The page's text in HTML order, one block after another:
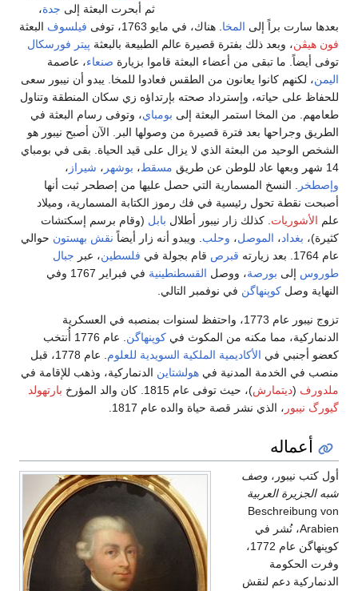
ثم أبحرت البعثة إلى جدة،
بعدها سارت براً إلى المخا‎. هناك، في مايو 1763، توفى فيلسوف البعثة
فون هيڤن، وبعد ذلك بفترة قصيرة عالم الطبيعة بالبعثة پيتر فورسكال
توفى أيضاً. ما تبقى من أعضاء البعثة قاموا بزيارة صنعاء، عاصمة
اليمن، لكنهم كانوا يعانون من الطقس فعادوا للمخا. يبدو أن نيبور سعى
للحفاظ على حياته، وإسترداد صحته بإرتداؤه زي سكان المنطقة وتناول
طعامهم. من المخا استمر البعثة إلى بومباي، وتوفى رسام البعثة في
الطريق وجراحها بعد فترة قصيرة من وصولها البر. الآن أصبح نيبور هو
الشخص الوحيد من البعثة الذي لا يزال على قيد الحياة. بقى في بومباي
14 شهر وبعها عاد للوطن عن طريق
مسقط، بوشهر ، شيراز ،
وإصطخر . النسخ المسمارية التي حصل عليها من إصطحر ثبت أنها
أصبحت نقطة تحول رئيسية في فك رموز الكتابة المسمارية، وميلاد
علم الأشوريات. كذلك زار نيبور أطلال بابل (وقام برسم إسكتشات
كثيرة)، بغداد، الموصل، وحلب. ويبدو أنه زار أيضاً نقش بهستون حوالي
عام 1764. بعد زيارته
قبرص قام بجولة في فلسطين، عبر جبال
طوروس إلى بورصة، ووصل القسطنطينية
في فبراير 1767 وفي
النهاية وصل كوپنهاگن في نوفمبر التالي.
تزوج نيبور عام 1773، واحتفظ لسنوات بمنصبه في العسكرية
الدنماركية، مما مكنه من المكوث في كوپنهاگن
. عام 1776 أُنتخب
كعضو أجنبي في الأكاديمية الملكية السويدية للعلوم
. عام 1778، قبل
منصب في الخدمة المدنية في هولشتاين الدنماركية، وذهب للإقامة في
ملدورف (ديتمارش)، حيث توفى عام 1815. كان والد المؤرخ
بارتهولد
گيورگ نيبور ، الذي نشر قصة حياة والده عام 1817.
أعماله
أول كتب نيبور، وصف
شبه الجزيرة العربية
Beschreibung von
Arabien، نُشر في
كوپنهاگن عام 1772،
وفرت الحكومة
الدنماركية دعم لنقش